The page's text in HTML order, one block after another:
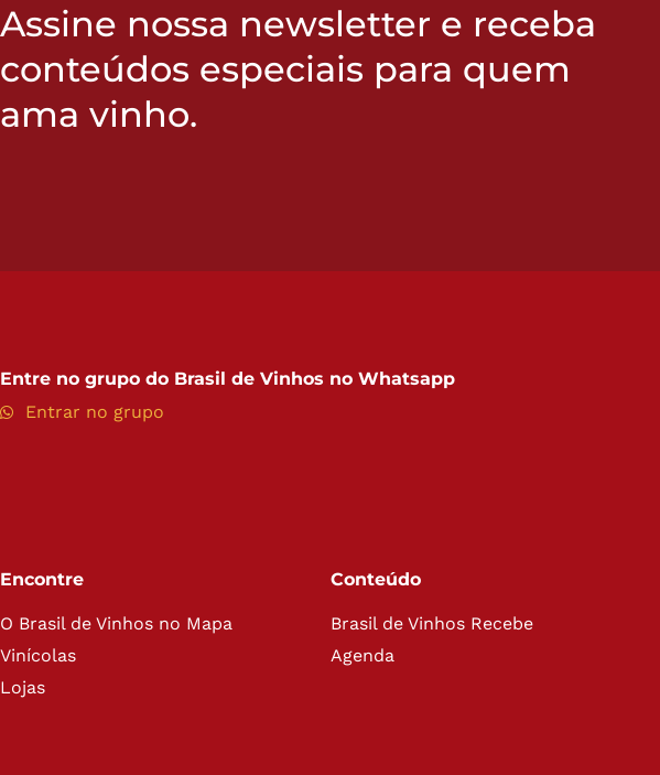
Assine nossa newsletter e receba
conteúdos especiais para quem
ama vinho.
Entre no grupo do Brasil de Vinhos no Whatsapp
Entrar no grupo
Encontre
O Brasil de Vinhos no Mapa
Vinícolas
Lojas
Conteúdo
Brasil de Vinhos Recebe
Agenda